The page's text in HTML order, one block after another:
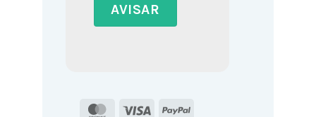
MasterCard
Visa
PayPal